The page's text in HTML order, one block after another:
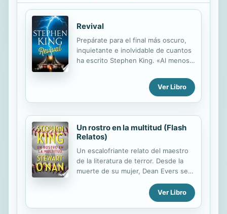
Revival
Prepárate para el final más oscuro,
inquietante e inolvidable de cuantos
ha escrito Stephen King. «Al menos
ciertamente como las películas. El
elenco principal se compone de la
familia y los amigos. Los actores son
conocidos. [...] »Pero a veces entra
en nuestra vida una persona que no
encaja en ninguna de estas
categorías. [...] »Cuando pienso en
Charles Jacobs -mi quinto en
discordia, mi agente del cambio, mi
maldición-, se me hace imposible
creer que su presencia en mi vida
Ver Libro
Un rostro en la multitud (Flash
Relatos)
Un escalofriante relato del maestro
de la literatura de terror. Desde la
muerte de su mujer, Dean Evers se
sofá viendo partidos de béisbol.
Durante una de estas tardes
Ver Libro